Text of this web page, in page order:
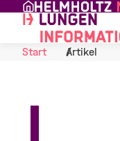
Skip to Content
Start
Artikel